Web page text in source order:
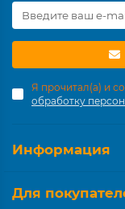
Я прочитал(а) и
обработку
Информация
Для